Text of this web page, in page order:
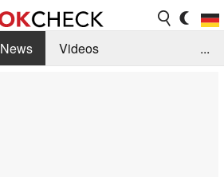
News
Videos
...